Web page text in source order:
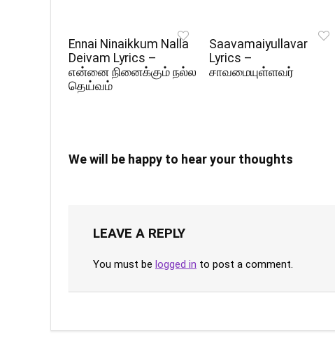
Ennai Ninaikkum Nalla
Deivam Lyrics –
என்னை நினைக்கும் நல்ல
தெய்வம்
Saavamaiyullavar
Lyrics –
சாவமையுள்ளவர்
We will be happy to hear your thoughts
LEAVE A REPLY
You must be logged in to post a comment.